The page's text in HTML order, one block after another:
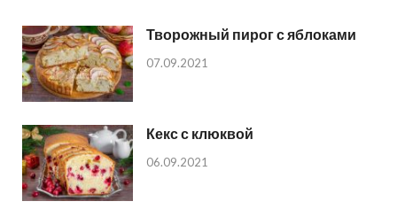
Творожный пирог с яблоками
07.09.2021
Кекс с клюквой
06.09.2021